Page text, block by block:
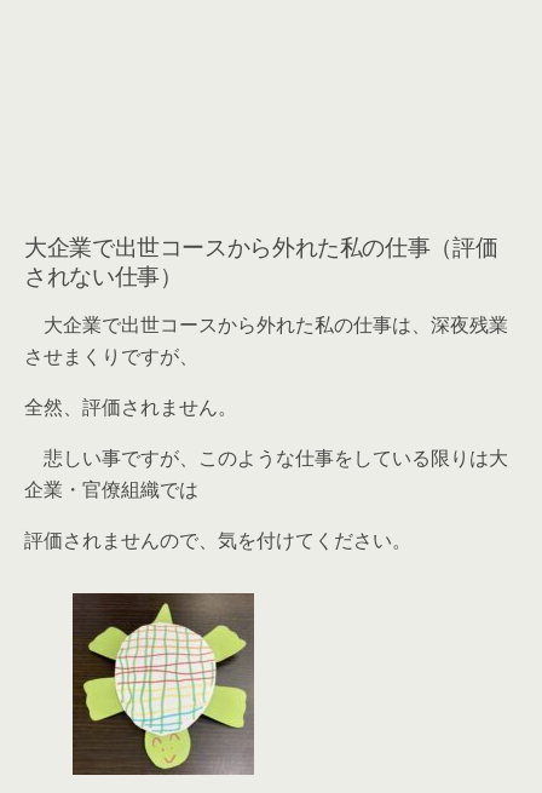
大企業で出世コースから外れた私の仕事（評価
されない仕事）
大企業で出世コースから外れた私の仕事は、深夜残業
させまくりですが、
全然、評価されません。
悲しい事ですが、このような仕事をしている限りは大
企業・官僚組織では
評価されませんので、気を付けてください。